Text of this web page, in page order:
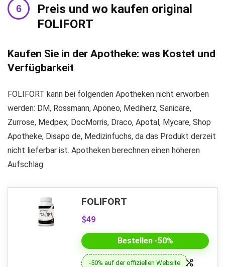
Preis und wo kaufen original
FOLIFORT
Kaufen Sie in der Apotheke: was Kostet und
Verfügbarkeit
FOLIFORT kann bei folgenden Apotheken nicht erworben
werden: DM, Rossmann, Aponeo, Mediherz, Sanicare,
Zurrose, Medpex, DocMorris, Draco, Apotal, Mycare, Shop
Apotheke, Disapo de, Medizinfuchs, da das Produkt derzeit
nicht lieferbar ist. Apotheken berechnen einen höheren
Aufschlag.
FOLIFORT
$49
Bestellen -50%
-50% auf der offiziellen Website